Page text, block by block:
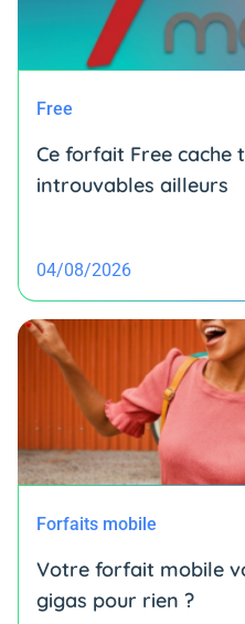
Free
Ce forfait Free cache
introuvables ailleurs
04/08/2026
Forfaits mobile
Votre forfait mobile
gigas pour rien ?